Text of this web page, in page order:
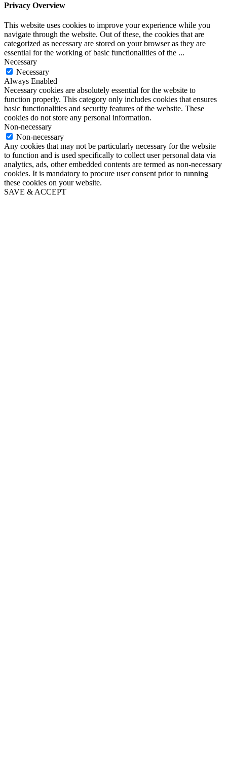
Privacy Overview
This website uses cookies to improve your experience while you
navigate through the website. Out of these, the cookies that are
categorized as necessary are stored on your browser as they are
essential for the working of basic functionalities of the ...
Necessary
Necessary
Always Enabled
Necessary cookies are absolutely essential for the website to
function properly. This category only includes cookies that ensures
basic functionalities and security features of the website. These
cookies do not store any personal information.
Non-necessary
Non-necessary
Any cookies that may not be particularly necessary for the website
to function and is used specifically to collect user personal data via
analytics, ads, other embedded contents are termed as non-necessary
cookies. It is mandatory to procure user consent prior to running
these cookies on your website.
SAVE & ACCEPT